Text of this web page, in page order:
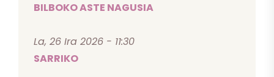
BILBOKO ASTE NAGUSIA
La, 26 Ira 2026 - 11:30
SARRIKO